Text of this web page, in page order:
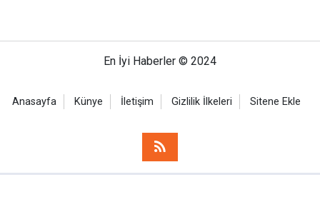
En İyi Haberler © 2024
Anasayfa Künye İletişim Gizlilik İlkeleri Sitene Ekle